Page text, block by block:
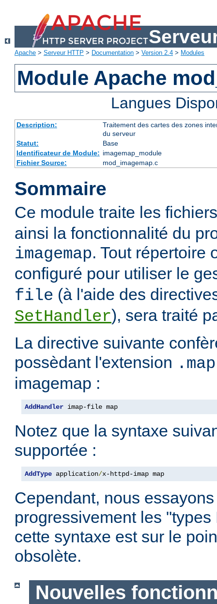
Apache > Serveur HTTP > Documentation > Version 2.4 > Modules
Module Apache
Langues
Description:
Traitement des cartes des zones
du serveur
Statut:
Base
Identificateur de Module: imagemap_module
Fichier Source:
mod_imagemap.c
Sommaire
Ce module traite les
ainsi la fonctionnalité du
imagemap. Tout répertoire
configuré pour utiliser le
file (à l'aide des
SetHandler), sera traité
La directive suivante
possèdant l'extension .map
imagemap :
AddHandler imap-file map
Notez que la syntaxe
supportée :
AddType application/x-httpd-imap map
Cependant, nous
progressivement les
cette syntaxe est sur le
obsolète.
Nouvelles